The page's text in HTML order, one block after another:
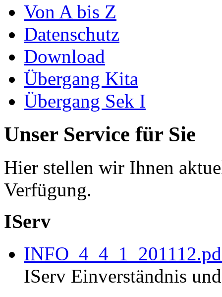
Von A bis Z
Datenschutz
Download
Übergang Kita
Übergang Sek I
Unser Service für Sie
Hier stellen wir Ihnen
Verfügung.
IServ
IServ Einverständnis